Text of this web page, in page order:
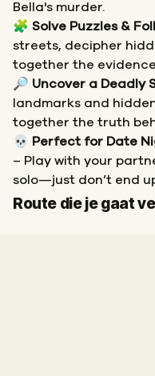
Bella's murder.
🧩 Solve Puzzles &
streets, decipher
together the
🔎 Uncover a Deadly
landmarks and
together the truth
💀
Perfect for Date
– Play with your
solo—just don’t end
Route die je gaat
Start
Finish